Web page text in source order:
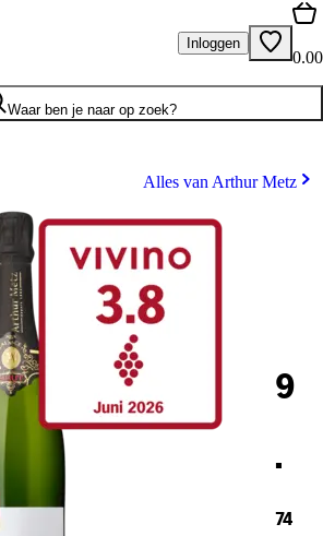
Inloggen
0.00
Waar ben je naar op zoek?
Alles van Arthur Metz
9
.
74